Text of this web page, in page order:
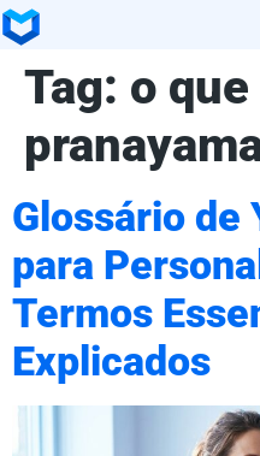
Tag: o que
Glossário de
para
Termos
Explicados